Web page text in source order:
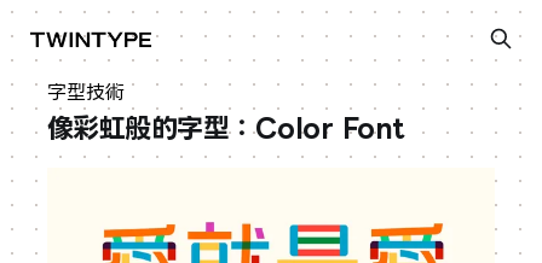
字型技術
像彩虹般的字型：Color Font